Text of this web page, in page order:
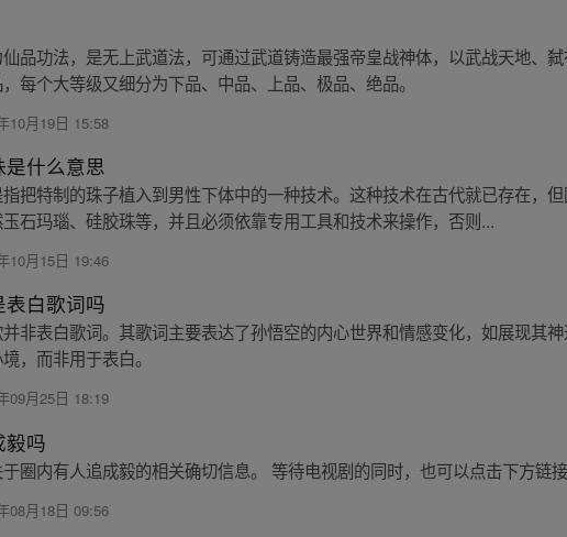
仙品功法，是无上武道法，可通过武道铸造最强帝皇战神体，以武战天地、
每个大等级又细分为下品、中品、上品、极品、绝品。
10月19日 15:58
什么意思
把特制的珠子植入到男性下体中的一种技术。这种技术在古代就已存在，
石玛瑙、硅胶珠等，并且必须依靠专用工具和技术来操作，否则...
10月15日 19:46
白歌词吗
并非表白歌词。其歌词主要表达了孙悟空的内心世界和情感变化，如展现其
，而非用于表白。
09月25日 18:19
毅吗
圈内有人追成毅的相关确切信息。 等待电视剧的同时，也可以点击下方链
08月18日 09:56